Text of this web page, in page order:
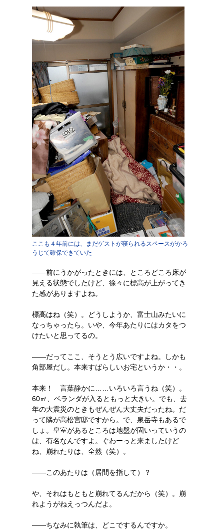
ここも４年前には、まだゲストが寝られるスペースがかろ
うじて確保できていた
――前にうかがったときには、ところどころ床が
見える状態でしたけど、徐々に標高が上がってき
た感がありますよね。
標高はね（笑）。どうしようか、富士山みたいに
なっちゃったら。いや、今年あたりにはカタをつ
けたいと思ってるの。
――だってここ、そうとう広いですよね。しかも
角部屋だし。本来すばらしいお宅というか・・。
本来！ 言葉静かに……いろいろ言うね（笑）。
60㎡、ベランダが入るともっと大きい。でも、去
年の大震災のときもぜんぜん大丈夫だったね。だ
って隣が高松宮邸ですから。で、泉岳寺もあるで
しょ。皇室があるところは地盤が固いっていうの
は、有名なんですよ。ぐわーっと来ましたけど
ね、崩れたりは、全然（笑）。
――このあたりは（居間を指して）？
や、それはもともと崩れてるんだから（笑）。崩
れようがねえっつんだよ。
――ちなみに執筆は、どこでするんですか。